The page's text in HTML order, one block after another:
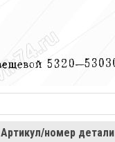
Артикул/номер детали